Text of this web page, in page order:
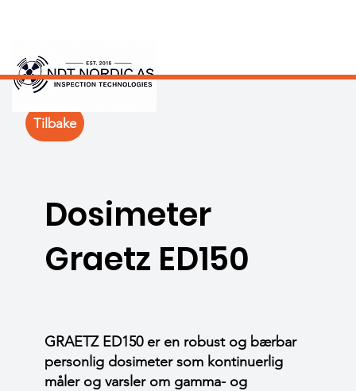
Dosimeter
Graetz ED150
GRAETZ ED150 er en robust og bærbar
personlig dosimeter som kontinuerlig
måler og varsler om gamma- og
Tilbake